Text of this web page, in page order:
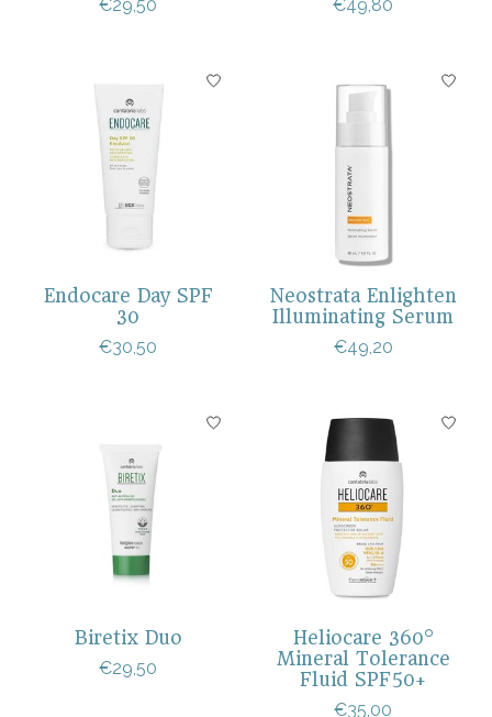
€29,50 €49,80
Endocare Day SPF
30
€30,50
Neostrata Enlighten
Illuminating Serum
€49,20
Biretix Duo
€29,50
Heliocare 360°
Mineral Tolerance
Fluid SPF50+
€35,00